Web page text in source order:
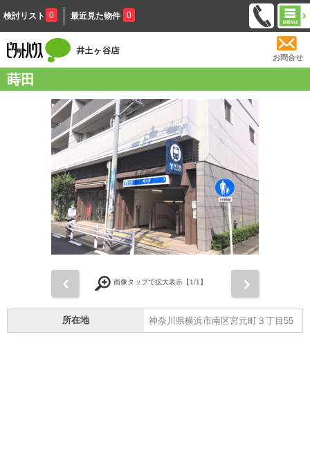
検討リスト 0 最近見た物件 0
お問合せ
蒔田
画像タップで拡大表示【1/1】
所在地 神奈川県横浜市南区宮元町３丁目55